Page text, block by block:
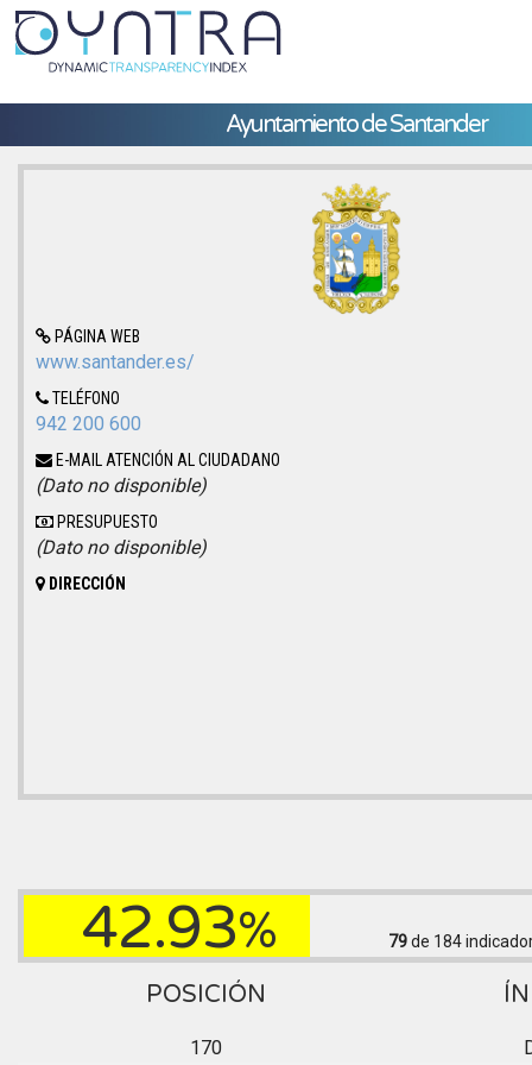
Ayuntamiento de Santander
PÁGINA WEB
www.santander.es/
TELÉFONO
942 200 600
E-MAIL ATENCIÓN AL CIUDADANO
(Dato no disponible)
PRESUPUESTO
(Dato no disponible)
DIRECCIÓN
42.93% 79de 184
POSICIÓN
170